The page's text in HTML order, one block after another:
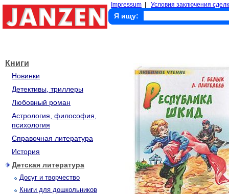
Impressum Условия заключения
Я ищу:
Книги
Новинки
Детективы, триллеры
Любовный роман
Астрология, философия,
психология
Справочная литература
История
Детская литература
Досуг и творчество
Книги для дошкольников